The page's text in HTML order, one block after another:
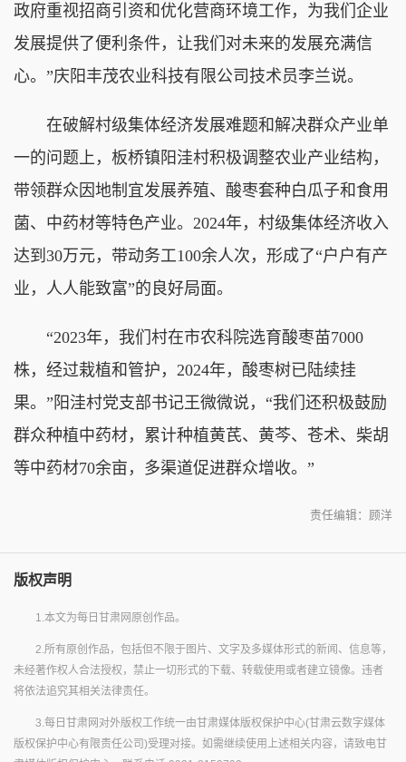
政府重视招商引资和优化营商环境工作，为我们企业
发展提供了便利条件，让我们对未来的发展充满信
心。”庆阳丰茂农业科技有限公司技术员李兰说。
在破解村级集体经济发展难题和解决群众产业单
一的问题上，板桥镇阳洼村积极调整农业产业结构，
带领群众因地制宜发展养殖、酸枣套种白瓜子和食用
菌、中药材等特色产业。2024年，村级集体经济收入
达到30万元，带动务工100余人次，形成了“户户有产
业，人人能致富”的良好局面。
“2023年，我们村在市农科院选育酸枣苗7000
株，经过栽植和管护，2024年，酸枣树已陆续挂
果。”阳洼村党支部书记王微微说，“我们还积极鼓励
群众种植中药材，累计种植黄芪、黄芩、苍术、柴胡
等中药材70余亩，多渠道促进群众增收。”
责任编辑：顾洋
版权声明
1.本文为每日甘肃网原创作品。
2.所有原创作品，包括但不限于图片、文字及多媒体形式的新闻、信息等，
未经著作权人合法授权，禁止一切形式的下载、转载使用或者建立镜像。违者
将依法追究其相关法律责任。
3.每日甘肃网对外版权工作统一由甘肃媒体版权保护中心(甘肃云数字媒体
版权保护中心有限责任公司)受理对接。如需继续使用上述相关内容，请致电甘